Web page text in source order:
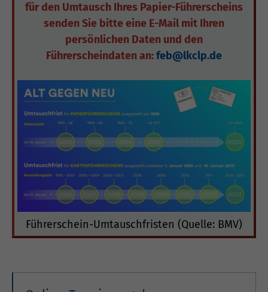
für den Umtausch Ihres Papier-Führerscheins
senden Sie bitte eine E-Mail mit Ihren
persönlichen Daten und den
Führerscheindaten an:feb@lkclp.de
Führerschein-Umtauschfristen (Quelle: BMV)